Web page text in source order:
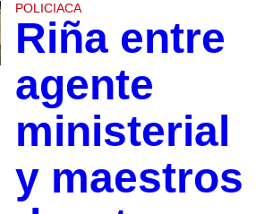
POLICIACA
Riña entre
agente
ministerial
y maestros